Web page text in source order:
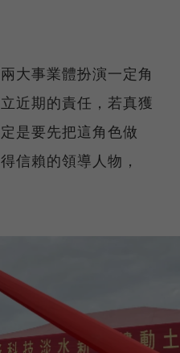
大事業體扮演一定角
近期的責任，若真獲
是要先把這角色做
信賴的領導人物，